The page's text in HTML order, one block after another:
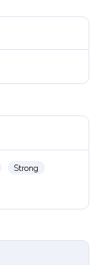
Strong